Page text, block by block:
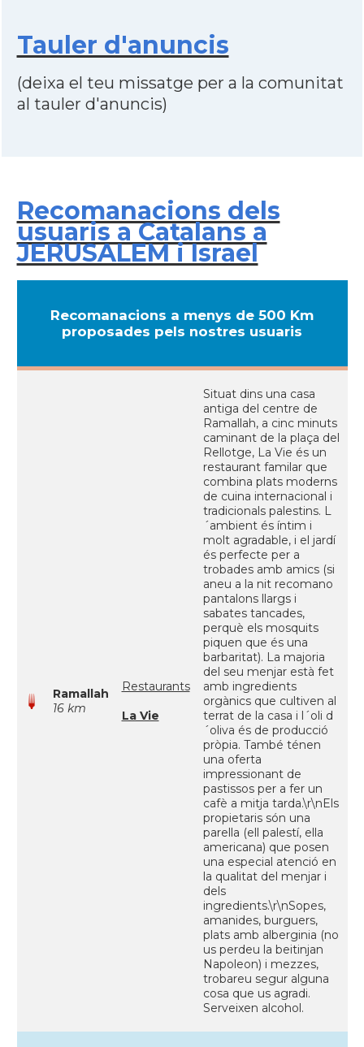
Tauler d'anuncis
(deixa el teu missatge per a la comunitat
al tauler d'anuncis)
Recomanacions dels
usuaris a Catalans a
JERUSALEM i Israel
Recomanacions a menys de 500 Km
proposades pels nostres usuaris
Ramallah
16 km
Restaurants
La Vie
Situat dins una casa
antiga del centre de
Ramallah, a cinc minuts
caminant de la plaça del
Rellotge, La Vie és un
restaurant familar que
combina plats moderns
de cuina internacional i
tradicionals palestins. L
´ambient és íntim i
molt agradable, i el jardí
és perfecte per a
trobades amb amics (si
aneu a la nit recomano
pantalons llargs i
sabates tancades,
perquè els mosquits
piquen que és una
barbaritat). La majoria
del seu menjar està fet
amb ingredients
orgànics que cultiven al
terrat de la casa i l´oli d
´oliva és de producció
pròpia. També ténen
una oferta
impressionant de
pastissos per a fer un
cafè a mitja tarda.\r\nEls
propietaris són una
parella (ell palestí, ella
americana) que posen
una especial atenció en
la qualitat del menjar i
dels
ingredients.\r\nSopes,
amanides, burguers,
plats amb alberginia (no
us perdeu la beitinjan
Napoleon) i mezzes,
trobareu segur alguna
cosa que us agradi.
Serveixen alcohol.